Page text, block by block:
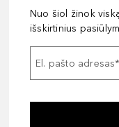
Nuo šiol žinok
išskirtinius
El. pašto adresas*